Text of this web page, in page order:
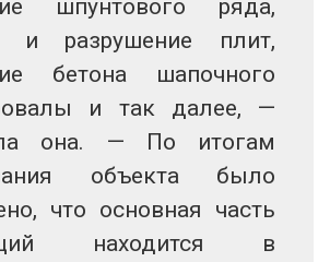
шпунтового ряда,
и разрушение плит,
бетона шапочного
и так далее, —
она. — По итогам
объекта было
что основная часть
находится в